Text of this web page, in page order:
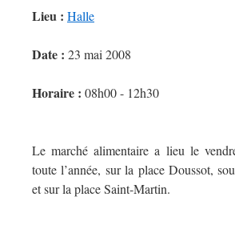
Lieu : Halle
Date : 23 mai 2008
Horaire : 08h00 - 12h30
Le marché alimentaire a lieu le
toute l’année, sur la place Doussot,
et sur la place Saint-Martin.